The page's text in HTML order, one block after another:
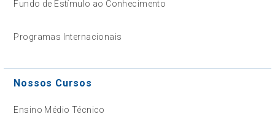
Fundo de Estímulo ao Conhecimento
Programas Internacionais
Nossos Cursos
Ensino Médio Técnico